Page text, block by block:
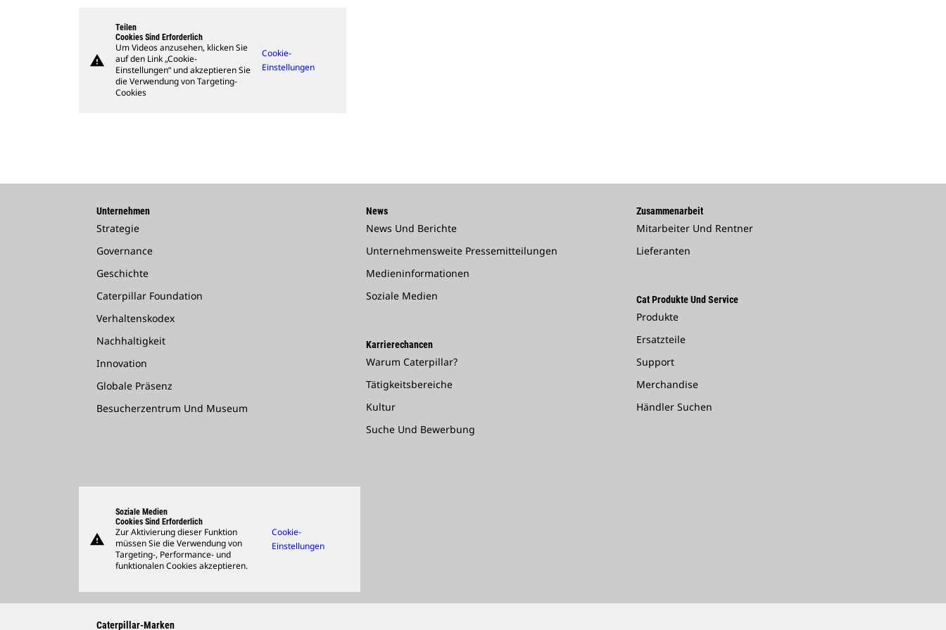
warning
Teilen
Cookies Sind Erforderlich
Um Videos anzusehen, klicken Sie
auf den Link „Cookie-
Einstellungen“ und akzeptieren Sie
die Verwendung von Targeting-
Cookies
Cookie-
Einstellungen
Unternehmen
Strategie
Governance
Geschichte
Caterpillar Foundation
Verhaltenskodex
Nachhaltigkeit
Innovation
Globale Präsenz
Besucherzentrum Und Museum
News
News Und Berichte
Unternehmensweite Pressemitteilungen
Medieninformationen
Soziale Medien
Karrierechancen
Warum Caterpillar?
Tätigkeitsbereiche
Kultur
Suche Und Bewerbung
Zusammenarbeit
Mitarbeiter Und Rentner
Lieferanten
Cat Produkte Und Service
Produkte
Ersatzteile
Support
Merchandise
Händler Suchen
warning
Soziale Medien
Cookies Sind Erforderlich
Zur Aktivierung dieser Funktion
müssen Sie die Verwendung von
Targeting-, Performance- und
funktionalen Cookies akzeptieren.
Cookie-
Einstellungen
Caterpillar-Marken